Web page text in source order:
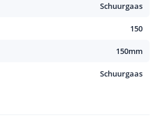
Schuurgaas
150
150mm
Schuurgaas